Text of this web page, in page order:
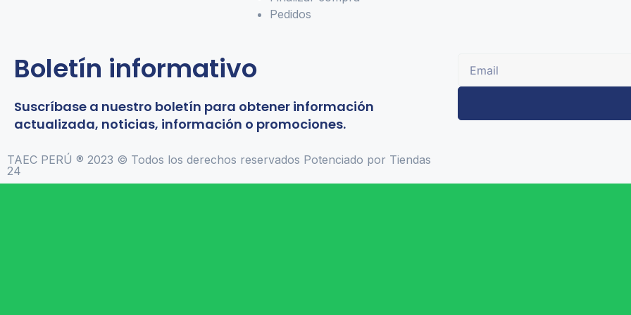
Pedidos
Boletín informativo
Suscríbase a nuestro boletín para obtener información
actualizada, noticias, información o promociones.
TAEC PERÚ ® 2023 © Todos los derechos reservados Potenciado por Tiendas
24